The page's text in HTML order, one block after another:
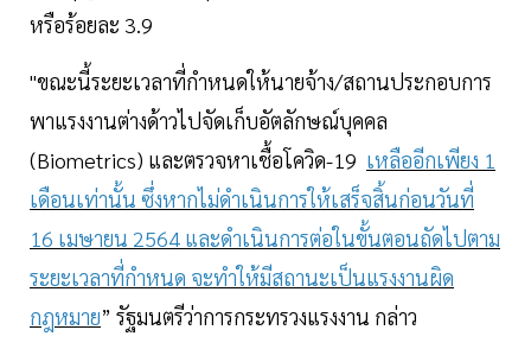
หรือร้อยละ 3.9
"ขณะนี้ระยะเวลาที่กำหนดให้นายจ้าง/สถานประกอบการ
พาแรงงานต่างด้าวไปจัดเก็บอัตลักษณ์บุคคล
(Biometrics) และตรวจหาเชื้อโควิด-19 เหลืออีกเพียง 1
เดือนเท่านั้น ซึ่งหากไม่ดำเนินการให้เสร็จสิ้นก่อนวันที่
16 เมษายน 2564 และดำเนินการต่อในขั้นตอนถัดไปตาม
ระยะเวลาที่กำหนด จะทำให้มีสถานะเป็นแรงงานผิด
กฎหมาย” รัฐมนตรีว่าการกระทรวงแรงงาน กล่าว